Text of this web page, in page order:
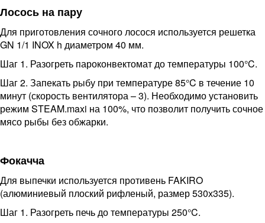
Лосось на пару
Для приготовления сочного лосося используется решетка
GN 1/1 INOX h диаметром 40 мм.
Шаг 1. Разогреть пароконвектомат до температуры 100°C.
Шаг 2. Запекать рыбу при температуре 85°C в течение 10
минут (скорость вентилятора – 3). Необходимо установить
режим STEAM.maxi на 100%, что позволит получить сочное
мясо рыбы без обжарки.
Фокачча
Для выпечки используется противень FAKIRO
(алюминиевый плоский рифленый, размер 530х335).
Шаг 1. Разогреть печь до температуры 250°C.